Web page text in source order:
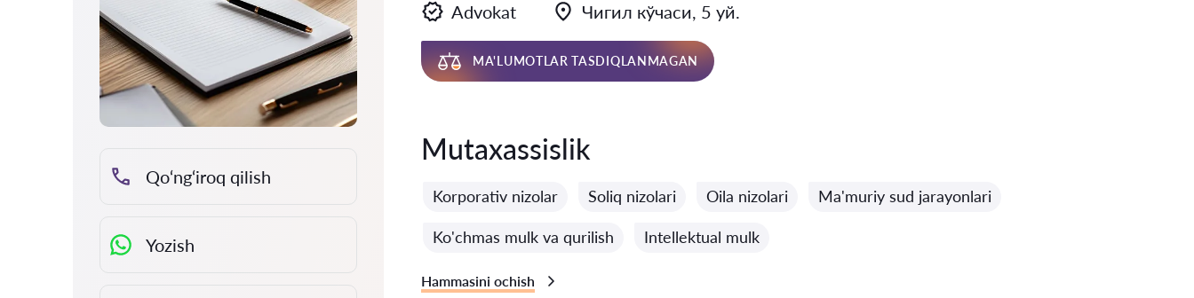
Qo‘ng‘iroq qilish
Yozish
Advokat Чигил кўчаси, 5 уй.
MA'LUMOTLAR TASDIQLANMAGAN
Mutaxassislik
Korporativ nizolar Soliq nizolari Oila nizolari Ma'muriy sud jarayonlari
Ko'chmas mulk va qurilish Intellektual mulk
Hammasini ochish